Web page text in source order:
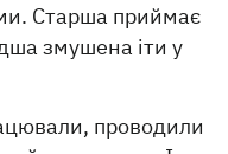
Старша приймає
змушена іти у
проводили